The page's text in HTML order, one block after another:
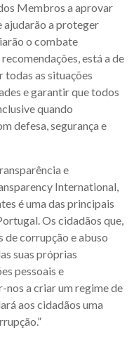
Membros a aprovar
ajudarão a proteger
o combate
está a de
todas as situações
e garantir que todos
quando
defesa, segurança e
e
International,
é uma das principais
Os cidadãos que,
de corrupção e abuso
suas próprias
pessoais e
a criar um regime de
aos cidadãos uma